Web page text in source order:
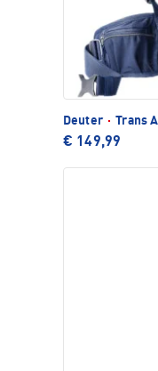
Deuter · Trans
€ 149,99